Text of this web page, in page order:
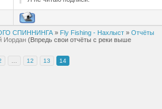
СПИННИНГА » Fly Fishing - Нахлыст » Отчёты
Иордан (Впредь свои отчёты с реки выше
12 13 14